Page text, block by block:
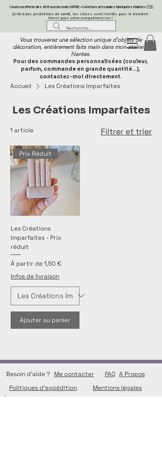
Livraison offerte dès 80 € avec le code LIVFREE • Créations artisanales fabriquées à Nantes 🇫🇷
Suite à des problèmes de santé, les stocks sont limités pour le moment.
Merci pour votre compréhension !
Vous trouverez une sélection unique d’objets de
décoration, entièrement faits main dans mon atelier à
Nantes.
Pour des commandes personnalisées (couleur,
parfum, commande en grande quantité…),
contactez-moi directement.
Accueil Les Créations Imparfaites
Les Créations Imparfaites
1 article Filtrer et trier
Prix Réduit
Les Créations
Imparfaites - Prix
réduit
À partir de1,50 €
Prix promotionnel
Infos de livraison
Ajouter au panier
Besoin d'aide ? Me contacter FAQ A Propos
Politiques d'expédition
Mentions légales
Politiques de remboursement, retour et échange